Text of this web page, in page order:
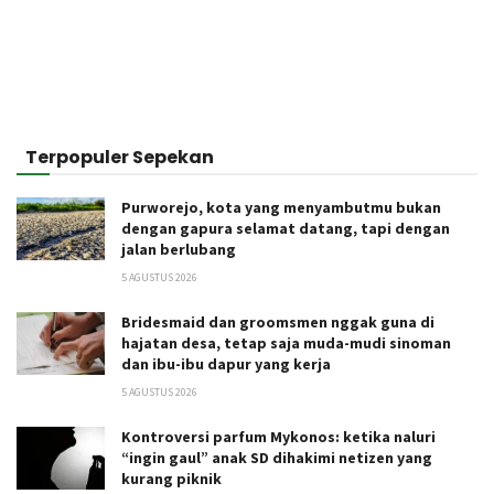
Terpopuler Sepekan
Purworejo, kota yang menyambutmu bukan
dengan gapura selamat datang, tapi dengan
jalan berlubang
5 AGUSTUS 2026
Bridesmaid dan groomsmen nggak guna di
hajatan desa, tetap saja muda-mudi sinoman
dan ibu-ibu dapur yang kerja
5 AGUSTUS 2026
Kontroversi parfum Mykonos: ketika naluri
“ingin gaul” anak SD dihakimi netizen yang
kurang piknik